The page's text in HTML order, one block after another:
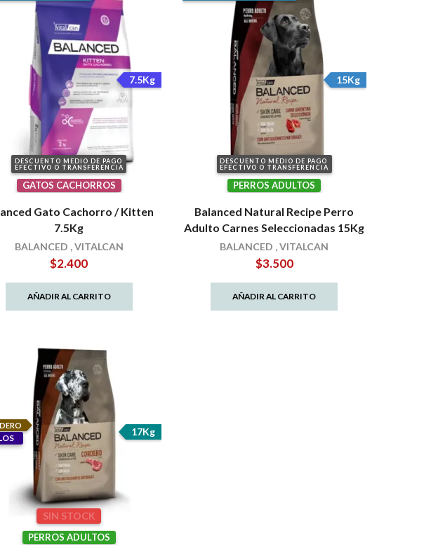
DESCUENTO MEDIO DE PAGO
EFECTIVO O TRANSFERENCIA
7.5Kg
GATOS CACHORROS
Gato Cachorro / Kitten
7.5Kg
BALANCED ,VITALCAN
$2.400
AÑADIR AL CARRITO
DESCUENTO MEDIO DE PAGO
EFECTIVO O TRANSFERENCIA
15Kg
PERROS ADULTOS
Balanced Natural Recipe Perro
Adulto Carnes Seleccionadas 15Kg
BALANCED ,VITALCAN
$3.500
AÑADIR AL CARRITO
SIN STOCK
17Kg
PERROS ADULTOS